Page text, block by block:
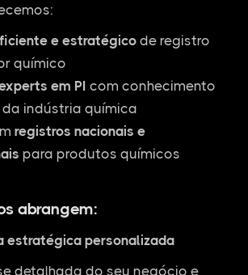
e estratégicode registro
químico
em PI com conhecimento
indústria química
registros nacionais e
para produtos químicos
abrangem:
estratégica personalizada
detalhada do seu negócio e